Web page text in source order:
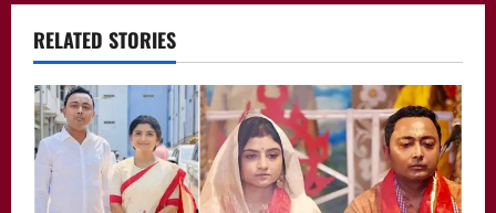
a
v
i
g
RELATED STORIES